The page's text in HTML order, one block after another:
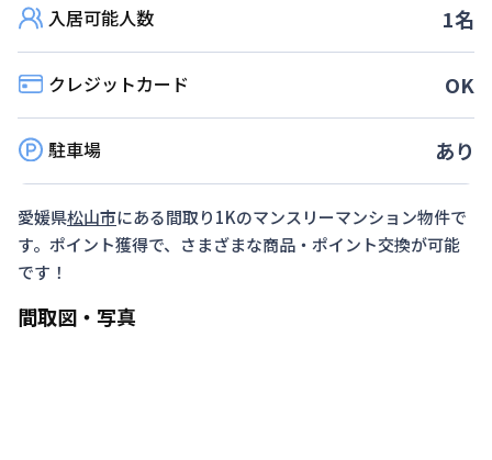
入居可能人数 1名
クレジットカード OK
駐車場 あり
愛媛県松山市にある間取り1Kのマンスリーマンション物件で
す。ポイント獲得で、さまざまな商品・ポイント交換が可能
です！
間取図・写真